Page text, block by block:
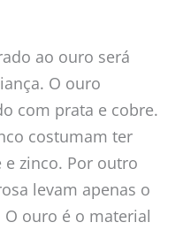
ao ouro será
O ouro
com prata e cobre.
costumam ter
zinco. Por outro
levam apenas o
ouro é o material